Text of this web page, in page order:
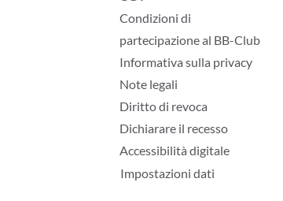
Condizioni di
partecipazione al BB-Club
Informativa sulla privacy
Note legali
Diritto di revoca
Dichiarare il recesso
Accessibilità digitale
Impostazioni dati